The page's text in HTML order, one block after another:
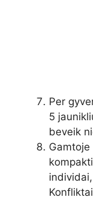
Per
5
beveik